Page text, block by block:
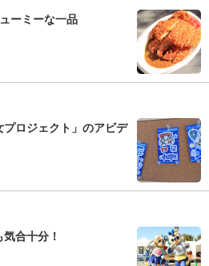
ーミーな一品
ロジェクト」のアビデ
気合十分！